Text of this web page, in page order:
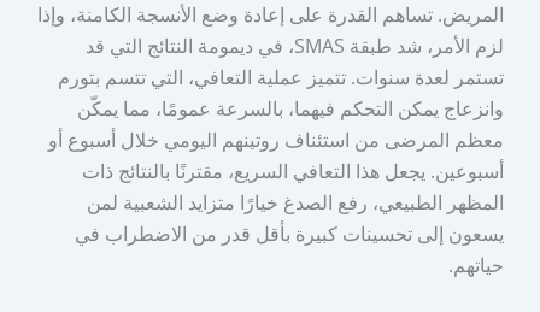
المريض. تساهم القدرة على إعادة وضع الأنسجة الكامنة، وإذا
لزم الأمر، شد طبقة SMAS، في ديمومة النتائج التي قد
تستمر لعدة سنوات. تتميز عملية التعافي، التي تتسم بتورم
وانزعاج يمكن التحكم فيهما، بالسرعة عمومًا، مما يمكّن
معظم المرضى من استئناف روتينهم اليومي خلال أسبوع أو
أسبوعين. يجعل هذا التعافي السريع، مقترنًا بالنتائج ذات
المظهر الطبيعي، رفع الصدغ خيارًا متزايد الشعبية لمن
يسعون إلى تحسينات كبيرة بأقل قدر من الاضطراب في
حياتهم.